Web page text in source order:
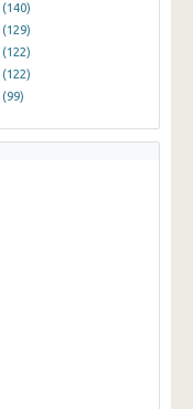
(140)
(129)
(122)
(122)
(99)